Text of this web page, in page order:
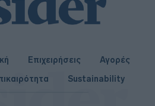
Επιχειρήσεις
Αγορές
Sustainability